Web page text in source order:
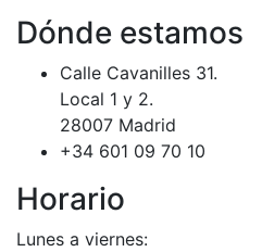
Dónde estamos
Calle Cavanilles 31.
Local 1 y 2.
28007 Madrid
+34 601 09 70 10
Horario
Lunes a viernes: